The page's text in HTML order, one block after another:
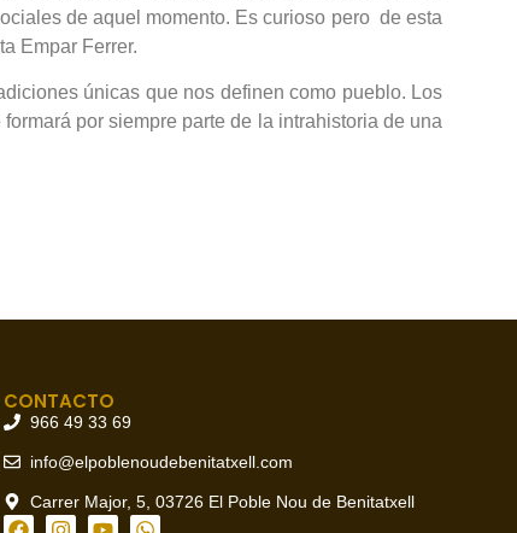
de aquel momento. Es curioso pero de esta
Empar Ferrer.
únicas que nos definen como pueblo. Los
por siempre parte de la intrahistoria de una
CONTACTO
966 49 33 69
info@elpoblenoudebenitatxell.com
Carrer Major, 5, 03726 El Poble Nou de Benitatxell